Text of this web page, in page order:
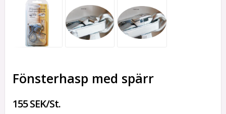
Fönsterhasp med spärr
155 SEK/St.